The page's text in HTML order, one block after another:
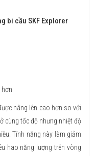
bi cầu SKF Explorer
nâng lên cao hơn so với
cùng tốc độ nhưng nhiệt độ
Tính năng này làm giảm
hao năng lượng trên vòng